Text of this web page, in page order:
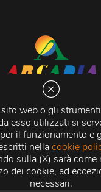
web o gli
esso utilizzati si
il funzionamento e
nellacookie
sulla (X) sarà come
dei cookie, ad
necessari.
Martiri della Libertà
- R.E.A di Milano n.
Imprese di Milano n.
Iva11015840157 |
500.000,00 i.v.
Informatica S.r.l. 2026
riservati.